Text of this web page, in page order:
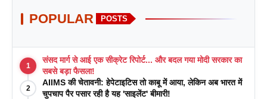
POPULAR POSTS
1
संसद मार्ग से आई एक सीक्रेट रिपोर्ट... और बदल गया मोदी सरकार का
सबसे बड़ा फैसला!
2
AIIMS की चेतावनी: हेपेटाइटिस तो काबू में आया, लेकिन अब भारत में
चुपचाप पैर पसार रही है यह 'साइलेंट' बीमारी!